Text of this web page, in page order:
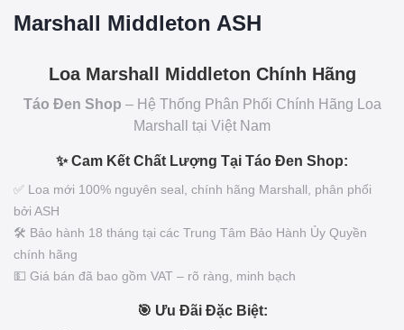
Marshall Middleton ASH
Loa Marshall Middleton Chính Hãng
Táo Đen Shop – Hệ Thống Phân Phối Chính Hãng Loa
Marshall tại Việt Nam
✨ Cam Kết Chất Lượng Tại Táo Đen Shop:
✅ Loa mới 100% nguyên seal, chính hãng Marshall, phân phối
bởi ASH
🛠️ Bảo hành 18 tháng tại các Trung Tâm Bảo Hành Ủy Quyền
chính hãng
💵 Giá bán đã bao gồm VAT – rõ ràng, minh bạch
🎯 Ưu Đãi Đặc Biệt: